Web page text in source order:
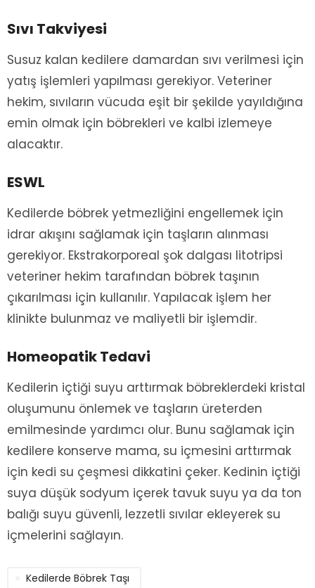
Sıvı Takviyesi
Susuz kalan kedilere damardan sıvı verilmesi için
yatış işlemleri yapılması gerekiyor. Veteriner
hekim, sıvıların vücuda eşit bir şekilde yayıldığına
emin olmak için böbrekleri ve kalbi izlemeye
alacaktır.
ESWL
Kedilerde böbrek yetmezliğini engellemek için
idrar akışını sağlamak için taşların alınması
gerekiyor. Ekstrakorporeal şok dalgası litotripsi
veteriner hekim tarafından böbrek taşının
çıkarılması için kullanılır. Yapılacak işlem her
klinikte bulunmaz ve maliyetli bir işlemdir.
Homeopatik Tedavi
Kedilerin içtiği suyu arttırmak böbreklerdeki kristal
oluşumunu önlemek ve taşların üreterden
emilmesinde yardımcı olur. Bunu sağlamak için
kedilere konserve mama, su içmesini arttırmak
için kedi su çeşmesi dikkatini çeker. Kedinin içtiği
suya düşük sodyum içerek tavuk suyu ya da ton
balığı suyu güvenli, lezzetli sıvılar ekleyerek su
içmelerini sağlayın.
Kedilerde Böbrek Taşı